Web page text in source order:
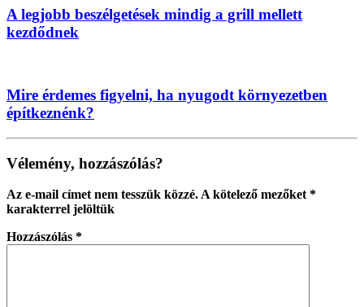
A legjobb beszélgetések mindig a grill mellett
kezdődnek
Mire érdemes figyelni, ha nyugodt környezetben
építkeznénk?
Vélemény, hozzászólás?
Az e-mail címet nem tesszük közzé. A kötelező mezőket *
karakterrel jelöltük
Hozzászólás *